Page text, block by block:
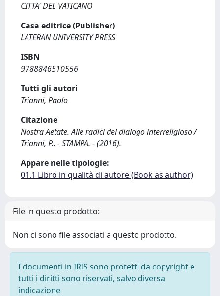
CITTA' DEL VATICANO
Casa editrice (Publisher)
LATERAN UNIVERSITY PRESS
ISBN
9788846510556
Tutti gli autori
Trianni, Paolo
Citazione
Nostra Aetate. Alle radici del dialogo interreligioso /
Trianni, P.. - STAMPA. - (2016).
Appare nelle tipologie:
01.1 Libro in qualità di autore (Book as author)
File in questo prodotto:
Non ci sono file associati a questo prodotto.
I documenti in IRIS sono protetti da copyright e
tutti i diritti sono riservati, salvo diversa
indicazione